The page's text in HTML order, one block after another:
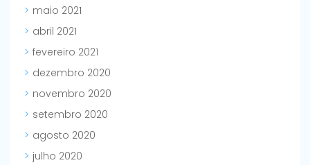
maio 2021
abril 2021
fevereiro 2021
dezembro 2020
novembro 2020
setembro 2020
agosto 2020
julho 2020